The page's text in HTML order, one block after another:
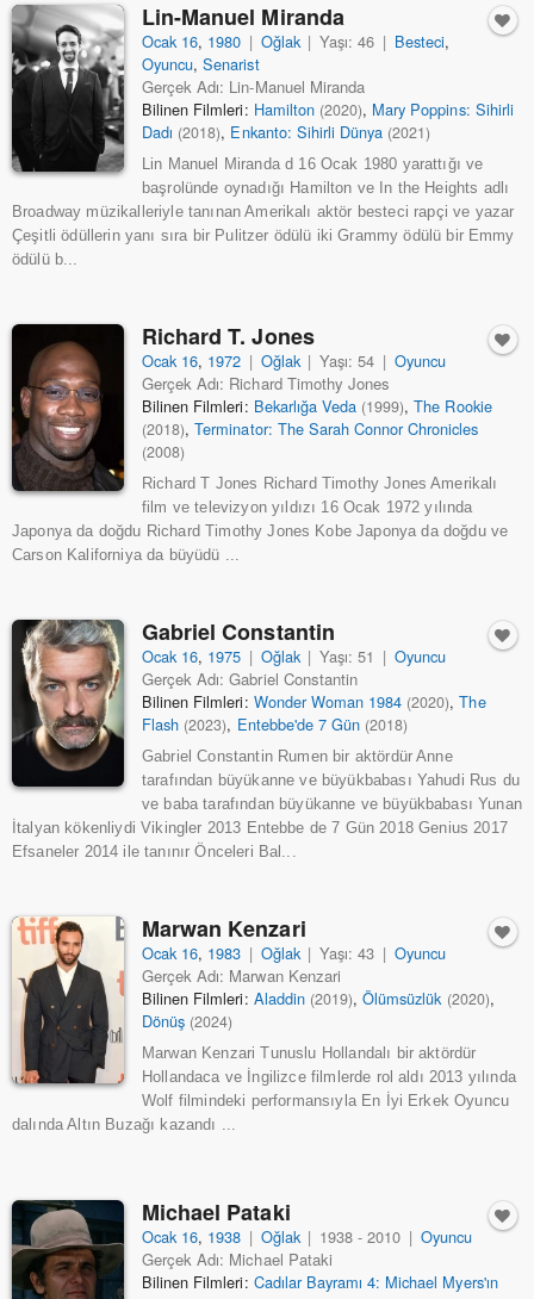
Lin-Manuel Miranda
Ocak 16, 1980 | Oğlak | Yaşı: 46 | Besteci,
Oyuncu,Senarist
Gerçek Adı: Lin-Manuel Miranda
Bilinen Filmleri: Hamilton (2020), Mary Poppins: Sihirli
Dadı (2018), Enkanto: Sihirli Dünya (2021)
Lin Manuel Miranda d 16 Ocak 1980 yarattığı ve
başrolünde oynadığı Hamilton ve In the Heights adlı
Broadway müzikalleriyle tanınan Amerikalı aktör besteci rapçi ve yazar
Çeşitli ödüllerin yanı sıra bir Pulitzer ödülü iki Grammy ödülü bir Emmy
ödülü b...
Richard T. Jones
Ocak 16, 1972 | Oğlak | Yaşı: 54 | Oyuncu
Gerçek Adı: Richard Timothy Jones
Bilinen Filmleri: Bekarlığa Veda (1999),The Rookie
(2018),Terminator: The Sarah Connor Chronicles
(2008)
Richard T Jones Richard Timothy Jones Amerikalı
film ve televizyon yıldızı 16 Ocak 1972 yılında
Japonya da doğdu Richard Timothy Jones Kobe Japonya da doğdu ve
Carson Kaliforniya da büyüdü ...
Gabriel Constantin
Ocak 16, 1975 | Oğlak | Yaşı: 51 | Oyuncu
Gerçek Adı: Gabriel Constantin
Bilinen Filmleri: Wonder Woman 1984 (2020),The
Flash (2023), Entebbe'de 7 Gün (2018)
Gabriel Constantin Rumen bir aktördür Anne
tarafından büyükanne ve büyükbabası Yahudi Rus du
ve baba tarafından büyükanne ve büyükbabası Yunan
İtalyan kökenliydi Vikingler 2013 Entebbe de 7 Gün 2018 Genius 2017
Efsaneler 2014 ile tanınır Önceleri Bal...
Marwan Kenzari
Ocak 16, 1983 | Oğlak | Yaşı: 43 | Oyuncu
Gerçek Adı: Marwan Kenzari
Bilinen Filmleri: Aladdin (2019),Ölümsüzlük (2020),
Dönüş (2024)
Marwan Kenzari Tunuslu Hollandalı bir aktördür
Hollandaca ve İngilizce filmlerde rol aldı 2013 yılında
Wolf filmindeki performansıyla En İyi Erkek Oyuncu
dalında Altın Buzağı kazandı ...
Michael Pataki
Ocak 16, 1938 | Oğlak | 1938 - 2010 | Oyuncu
Gerçek Adı: Michael Pataki
Bilinen Filmleri: Cadılar Bayramı 4: Michael Myers'ın